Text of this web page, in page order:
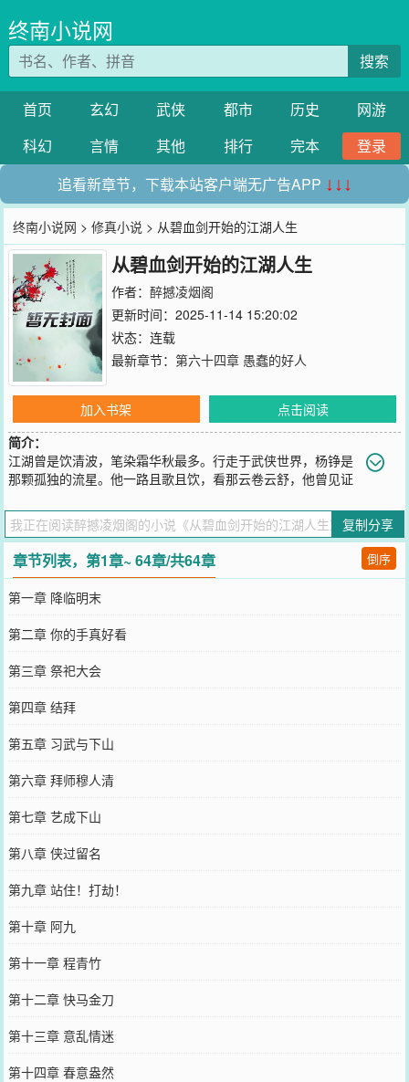
终南小说网
搜索
首页 玄幻 武侠 都市 历史
网游
科幻
言情 其他 排行 完本
登录
追看新章节，下载本站客户端无广告APP ↓↓↓
终南小说网 >修真小说 > 从碧血剑开始的江湖人生
从碧血剑开始的江湖人生
作者： 醉撼凌烟阁
更新时间：2025-11-14 15:20:02
状态：连载
最新章节： 第六十四章 愚蠢的好人
加入书架
点击阅读
简介：
江湖曾是饮清波，笔染霜华秋最多。行走于武侠世界，杨铮是
那颗孤独的流星。他一路且歌且饮，看那云卷云舒，他曾见证
与他共饮。他既是过客，也是主人，在这漫漫江湖中倾尽自己的生
命。书中所涉及世界以金古黄粱温的原著为主，其他小说及电影为
辅，一副江湖画卷，徐徐展开。
您要是觉得《 从碧血剑开始的江湖人生
》还不错的话请不要忘记向您
QQ群和微博微信里的朋友推荐哦！
复制分享
章节列表，第1章~ 64章/共64章 倒序
第一章 降临明末
第二章 你的手真好看
第三章 祭祀大会
第四章 结拜
第五章 习武与下山
第六章 拜师穆人清
第七章 艺成下山
第八章 侠过留名
第九章 站住！打劫！
第十章 阿九
第十一章 程青竹
第十二章 快马金刀
第十三章 意乱情迷
第十四章 春意盎然